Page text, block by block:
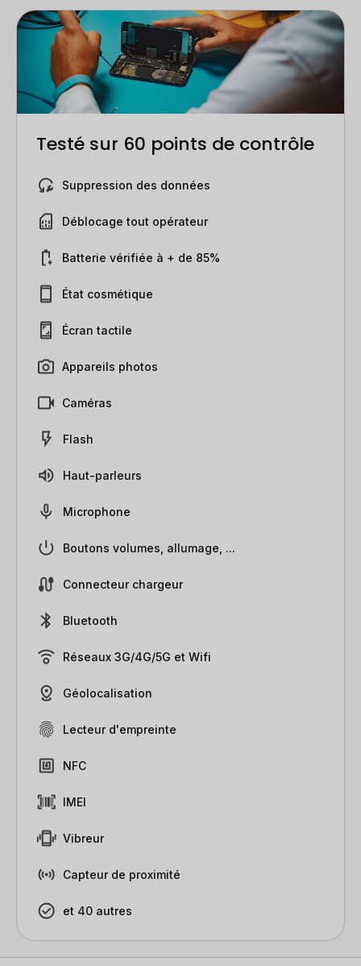
Testé sur 60 points de contrôle
Suppression des données
Déblocage tout opérateur
Batterie vérifiée à + de 85%
État cosmétique
Écran tactile
Appareils photos
Caméras
Flash
Haut-parleurs
Microphone
Boutons volumes, allumage, ...
Connecteur chargeur
Bluetooth
Réseaux 3G/4G/5G et Wifi
Géolocalisation
Lecteur d'empreinte
NFC
IMEI
Vibreur
Capteur de proximité
et 40 autres